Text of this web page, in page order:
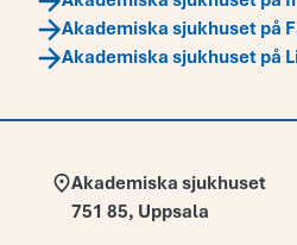
Akademiska sjukhuset på
Akademiska sjukhuset på
Adress:
Akademiska sjukhuset
751 85, Uppsala